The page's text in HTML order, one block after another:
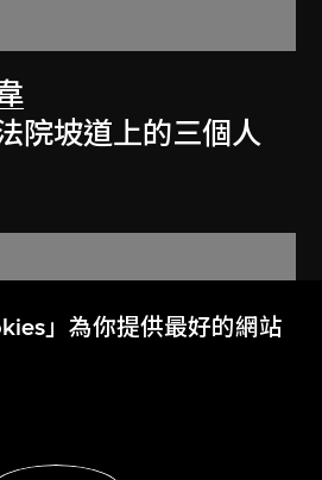
院坡道上的三個人
」為你提供最好的網站
展示更多